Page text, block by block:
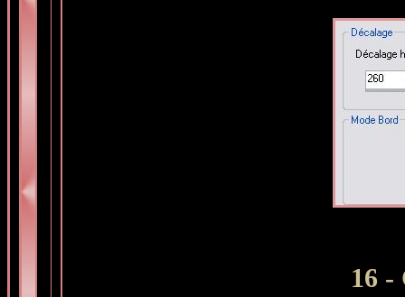
16 -